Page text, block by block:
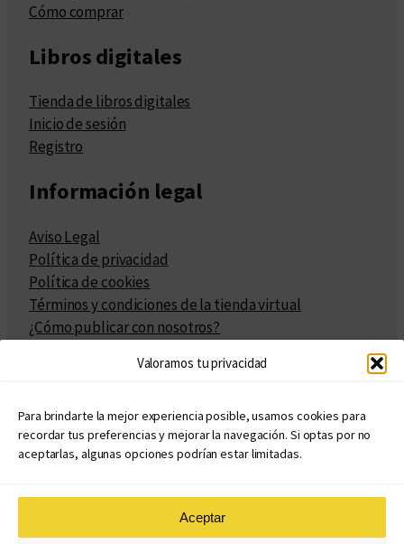
Valoramos tu privacidad
Para brindarte la mejor experiencia posible, usamos cookies para
recordar tus preferencias y mejorar la navegación. Si optas por no
aceptarlas, algunas opciones podrían estar limitadas.
Aceptar
Cómo comprar
Libros digitales
Tienda de libros digitales
Inicio de sesión
Registro
Información legal
Aviso Legal
Política de privacidad
Política de cookies
Términos y condiciones de la tienda virtual
¿Cómo publicar con nosotros?
Políticas de publicación
Políticas de coedición
Atribuciones